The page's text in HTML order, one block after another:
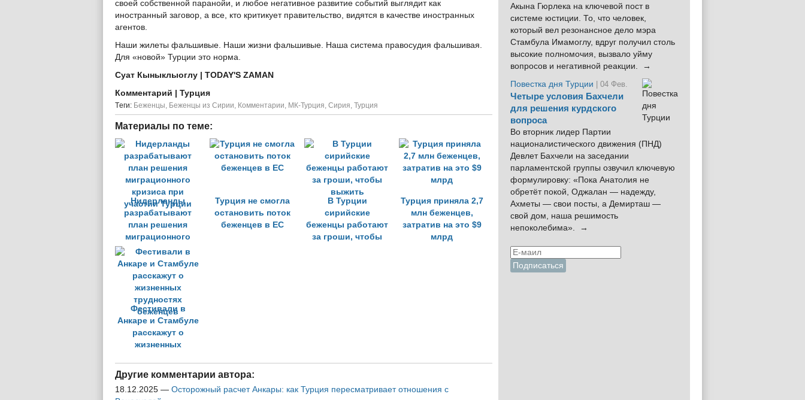
своей собственной паранойи, и любое негативное развитие событий выглядит как
иностранный заговор, а все, кто критикует правительство, видятся в качестве иностранных
агентов.
Наши жилеты фальшивые. Наши жизни фальшивые. Наша система правосудия фальшивая.
Для «новой» Турции это норма.
Суат Кыныклыоглу | TODAY'S ZAMAN
Комментарий
| Турция
Tеги: Беженцы, Беженцы из Сирии, Комментарии, МК-Турция, Сирия, Турция
Материалы по теме:
Нидерланды
разрабатывают
план решения
миграционного
кризиса при
участии Турции
Турция не смогла
остановить поток
беженцев в ЕС
В Турции
сирийские
беженцы работают
за гроши, чтобы
Турция приняла 2,7
млн беженцев,
затратив на это $9
млрд
Фестивали в
Анкаре и Стамбуле
расскажут о
жизненных
Другие комментарии автора:
18.12.2025 — Осторожный расчет Анкары: как Турция пересматривает отношения с
Акына Гюрлека на ключевой пост в
системе юстиции. То, что человек,
который вел резонансное дело мэра
Стамбула Имамоглу, вдруг получил столь
высокие полномочия, вызвало уйму
вопросов и негативной реакции. →
Повестка дня Турции
| 04 Фев.
Четыре условия Бахчели
для решения курдского
вопроса
Во вторник лидер Партии
националистического движения (ПНД)
Девлет Бахчели на заседании
парламентской группы озвучил ключевую
формулировку: «Пока Анатолия не
обретёт покой, Оджалан — надежду,
Ахметы — свои посты, а Демирташ —
свой дом, наша решимость
непоколебима». →